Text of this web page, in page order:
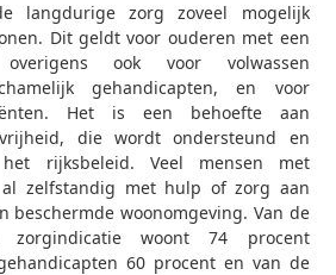
langdurige zorg zoveel mogelijk
Dit geldt voor ouderen met een
ook voor volwassen
gehandicapten, en voor
Het is een behoefte aan
die wordt ondersteund en
rijksbeleid. Veel mensen met
zelfstandig met hulp of zorg aan
beschermde woonomgeving. Van de
woont 74 procent
60 procent en van de